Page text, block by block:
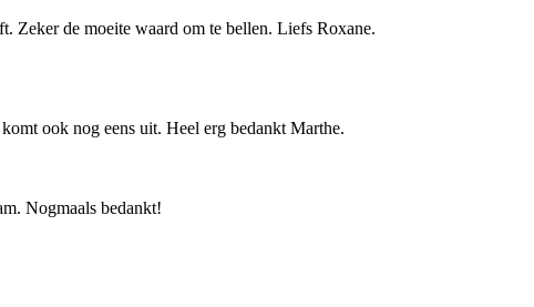
Zeker de moeite waard om te bellen. Liefs Roxane.
ook nog eens uit. Heel erg bedankt Marthe.
Nogmaals bedankt!